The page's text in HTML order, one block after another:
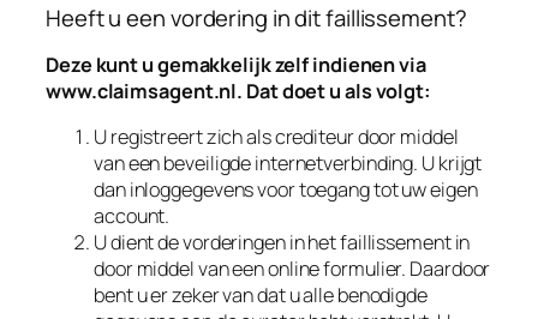
Heeft u een vordering in dit faillissement?
Deze kunt u gemakkelijk zelf indienen via
www.claimsagent.nl. Dat doet u als volgt:
U registreert zich als crediteur door middel
van een beveiligde internetverbinding. U krijgt
dan inloggegevens voor toegang tot uw eigen
account.
U dient de vorderingen in het faillissement in
door middel van een online formulier. Daardoor
bent u er zeker van dat u alle benodigde